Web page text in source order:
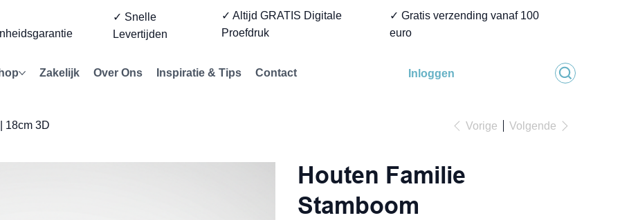
✓ Snelle
Levertijden
✓ Altijd GRATIS Digitale
Proefdruk
✓ Gratis verzending vanaf 100
euro
Zakelijk Over Ons Inspiratie & Tips Contact Inloggen
18cm 3D Vorige Volgende
Houten Familie
Stamboom